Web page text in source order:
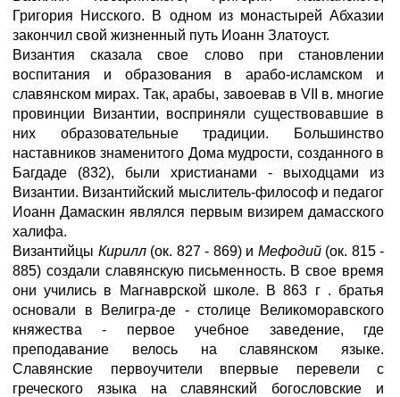
Григория Нисского. В одном из монастырей Абхазии
закончил свой жизненный путь Иоанн Златоуст.
Византия сказала свое слово при становлении
воспитания и образования в арабо-исламском и
славянском мирах. Так, арабы, завоевав в VII в. многие
провинции Византии, восприняли существовавшие в
них образовательные традиции. Большинство
наставников знаменитого Дома мудрости, созданного в
Багдаде (832), были христианами - выходцами из
Византии. Византийский мыслитель-философ и педагог
Иоанн Дамаскин являлся первым визирем дамасского
халифа.
Византийцы Кирилл (ок. 827 - 869) и Мефодий (ок. 815 -
885) создали славянскую письменность. В свое время
они учились в Магнаврской школе. В 863 г . братья
основали в Велигра-де - столице Великоморавского
княжества - первое учебное заведение, где
преподавание велось на славянском языке.
Славянские первоучители впервые перевели с
греческого языка на славянский богословские и